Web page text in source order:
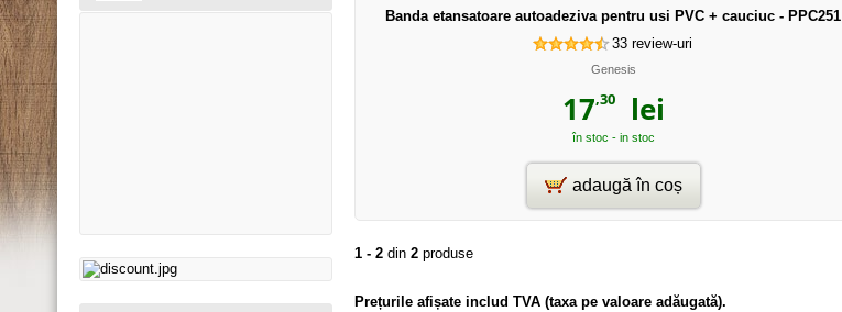
Banda etansatoare autoadeziva pentru usi PVC + cauciuc - PPC251
33review-uri
Genesis
17,30lei
în stoc - in stoc
adaugă în coș
1 - 2 din 2 produse
Prețurile afișate includ TVA (taxa pe valoare adăugată).